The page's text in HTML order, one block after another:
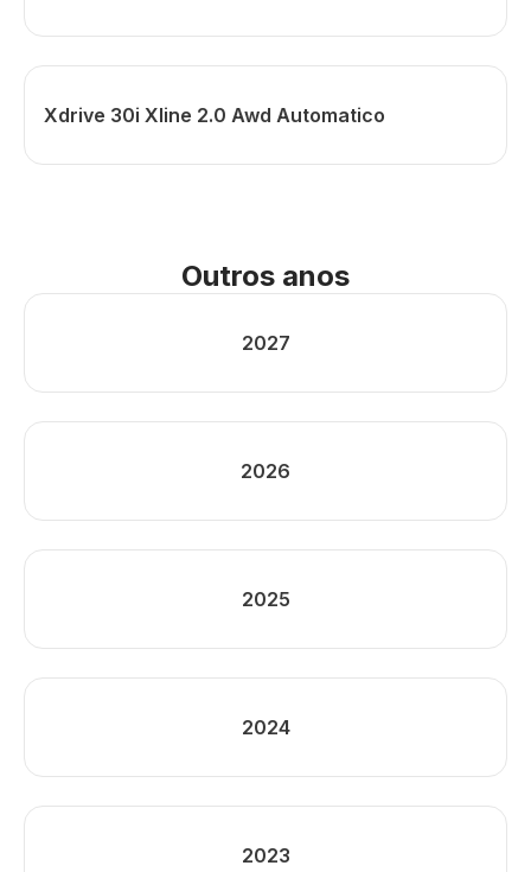
Xdrive 30i Xline 2.0 Awd Automatico
Outros anos
2027
2026
2025
2024
2023